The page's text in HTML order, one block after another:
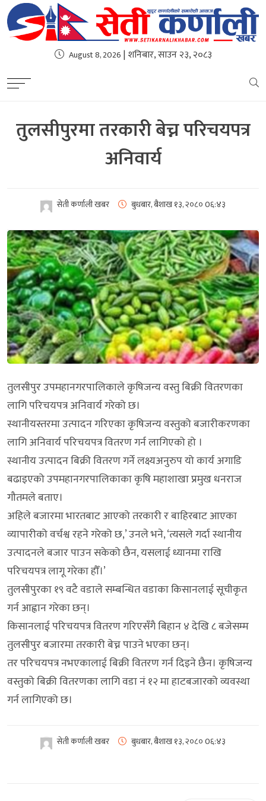
August 8, 2026 | शनिबार, साउन २३, २०८३
तुलसीपुरमा तरकारी बेच्न परिचयपत्र
अनिवार्य
सेती कर्णाली खबर बुधबार, बैशाख १३, २०८०0६:४३
तुलसीपुर उपमहानगरपालिकाले कृषिजन्य वस्तु बिक्री वितरणका
लागि परिचयपत्र अनिवार्य गरेको छ।
स्थानीयस्तरमा उत्पादन गरिएका कृषिजन्य वस्तुको बजारीकरणका
लागि अनिवार्य परिचयपत्र वितरण गर्न लागिएको हो ।
स्थानीय उत्पादन बिक्री वितरण गर्ने लक्ष्यअनुरुप यो कार्य अगाडि
बढाइएको उपमहानगरपालिकाका कृषि महाशाखा प्रमुख धनराज
गौतमले बताए।
अहिले बजारमा भारतबाट आएको तरकारी र बाहिरबाट आएका
व्यापारीको वर्चश्व रहने गरेको छ,’ उनले भने, ‘त्यसले गर्दा स्थानीय
उत्पादनले बजार पाउन सकेको छैन, यसलाई ध्यानमा राखि
परिचयपत्र लागू गरेका हौँ।’
तुलसीपुरका १९ वटै वडाले सम्बन्धित वडाका किसानलाई सूचीकृत
गर्न आह्वान गरेका छन्।
किसानलाई परिचयपत्र वितरण गरिएसँगै बिहान ४ देखि ८ बजेसम्म
तुलसीपुर बजारमा तरकारी बेच्न पाउने भएका छन्।
तर परिचयपत्र नभएकालाई बिक्री वितरण गर्न दिइने छैन। कृषिजन्य
वस्तुको बिक्री वितरणका लागि वडा नं १२ मा हाटबजारको व्यवस्था
गर्न लागिएको छ।
सेती कर्णाली खबर बुधबार, बैशाख १३, २०८०0६:४३